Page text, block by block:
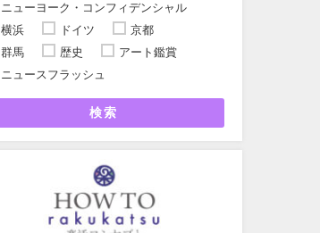
ニューヨーク・コンフィデンシャル
横浜
ドイツ
京都
群馬
歴史
アート鑑賞
ニュースフラッシュ
検索